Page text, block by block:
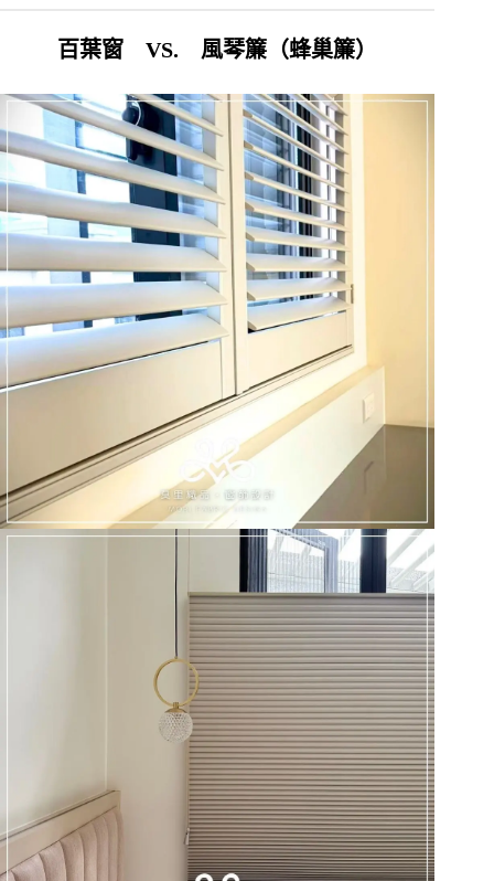
百葉窗 VS. 風琴簾（蜂巢簾）